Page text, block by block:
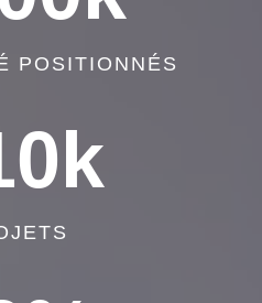
POSITIONNÉS